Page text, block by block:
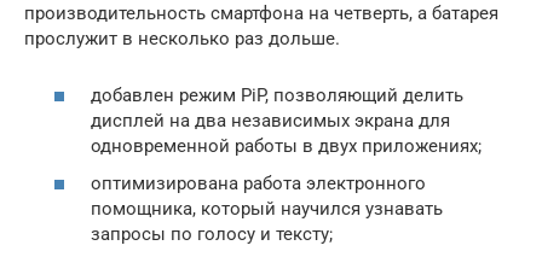
производительность смартфона на четверть, а батарея
прослужит в несколько раз дольше.
добавлен режим PiP, позволяющий делить
дисплей на два независимых экрана для
одновременной работы в двух приложениях;
оптимизирована работа электронного
помощника, который научился узнавать
запросы по голосу и тексту;